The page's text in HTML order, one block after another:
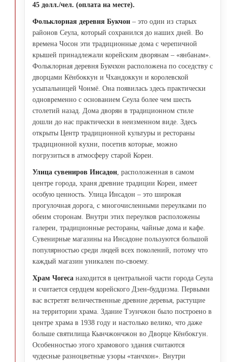
45 долл./чел. (оплата на месте).
Фольклорная деревня Букчон – это один из старых
районов Сеула, который сохранился до наших дней. Во
времена Чосон эти традиционные дома с черепичной
крышей принадлежали корейским дворянам – «янбанам».
Фольклорная деревня Букчхон расположена по соседству с
дворцами Кёнбоккун и Чхандоккун и королевской
усыпальницей Чонмё. Она появилась здесь практически
одновременно с основанием Сеула более чем шесть
столетий назад. Дома дворян в традиционном стиле
дошли до нас практически в неизменном виде. Здесь
открыты Центр традиционной культуры и рестораны
традиционной кухни, посетив которые, можно
погрузиться в атмосферу старой Кореи.
Улица сувениров Инсадон , расположенная в самом
центре города, храня древние традиции Кореи, имеет
особую ценность. Улица Инсадон – это широкая
прогулочная дорога, с многочисленными переулками по
обеим сторонам. Внутри этих переулков расположены
галереи, традиционные рестораны, чайные дома и кафе.
Сувенирные магазины на Инсадоне пользуются большой
популярностью среди людей всех поколений, потому что
каждый магазин уникален по-своему.
Храм Чогеса находится в центральной части города Сеула
и считается сердцем корейского Дзен-буддизма. Первыми
вас встретят величественные древние деревья, растущие
на территории храма. Здание Тэунчжон было построено в
центре храма в 1938 году и настолько велико, что даже
больше святилища Кынчжончжон во Дворце Кёнбокгун.
Особенностью этого храмового здания считаются
чудесные разноцветные узоры «танчхон». Внутри